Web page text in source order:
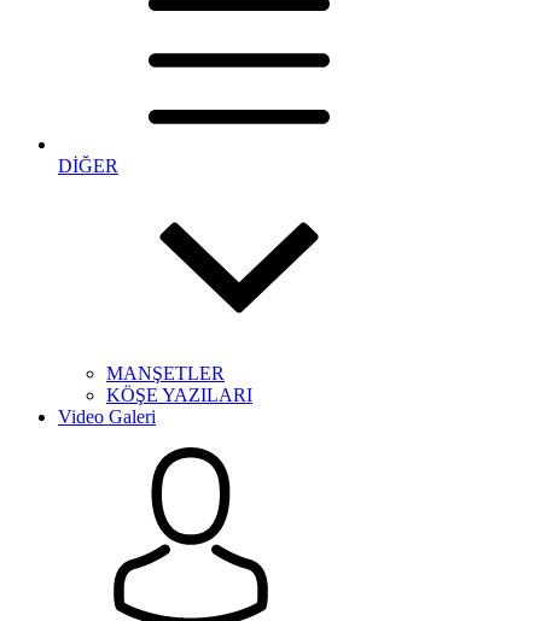
DİĞER
MANŞETLER
KÖŞE YAZILARI
Video Galeri